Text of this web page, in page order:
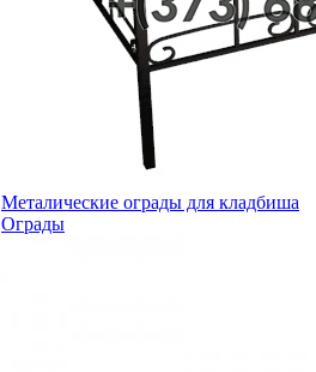
Металические ограды для кладбиша
Ограды